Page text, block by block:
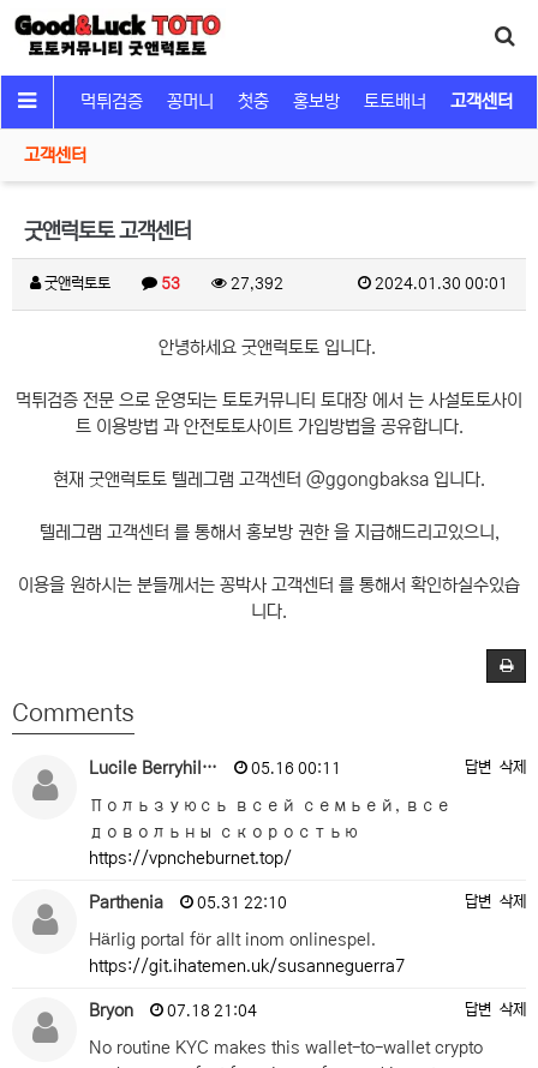
뮤니티 먹튀검증 꽁머니 첫충 홍보방 토토배너 고객센터
고객센터
굿앤럭토토 고객센터
굿앤럭토토 53 27,392 2024.01.30 00:01
안녕하세요 굿앤럭토토 입니다.
먹튀검증 전문 으로 운영되는 토토커뮤니티 토대장 에서 는 사설토토사이
트 이용방법 과 안전토토사이트 가입방법을 공유합니다.
현재 굿앤럭토토 텔레그램 고객센터 @ggongbaksa 입니다.
텔레그램 고객센터 를 통해서 홍보방 권한 을 지급해드리고있으니,
이용을 원하시는 분들께서는 꽁박사 고객센터 를 통해서 확인하실수있습
니다.
Comments
Lucile Berryhil… 05.16 00:11 답변 삭제
Пользуюсь всей семьей, все
довольны скоростью
https://vpncheburnet.top/
Parthenia 05.31 22:10 답변 삭제
Härlig portal för allt inom onlinespel.
https://git.ihatemen.uk/susanneguerra7
Bryon 07.18 21:04 답변 삭제
No routine KYC makes this wallet-to-wallet crypto